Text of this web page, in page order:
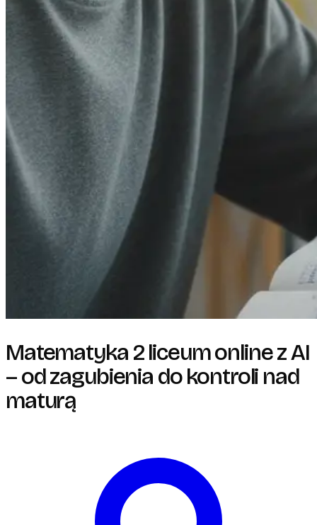
Matematyka 2 liceum online z AI
– od zagubienia do kontroli nad
maturą